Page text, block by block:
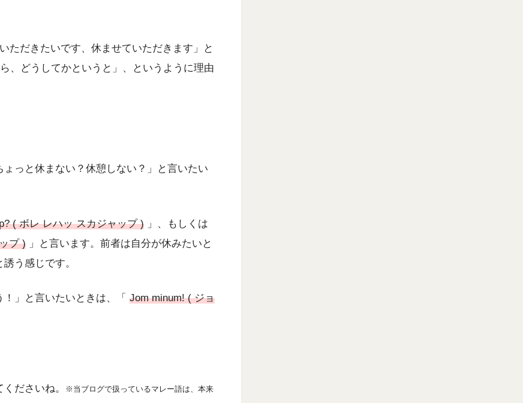
ただきたいです、休ませていただきます」と
、どうしてかというと」、というように理由
っと休まない？休憩しない？」と言いたい
( ボレ レハッ スカジャップ ) 」、もしくは
プ ) 」と言います。前者は自分が休みたいと
う感じです。
」と言いたいときは、「 Jom minum! ( ジョ
ださいね。 ※当ブログで扱っているマレー語は、本来